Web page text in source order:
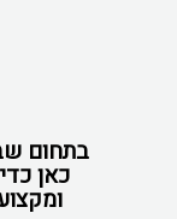
בתחום
כאן